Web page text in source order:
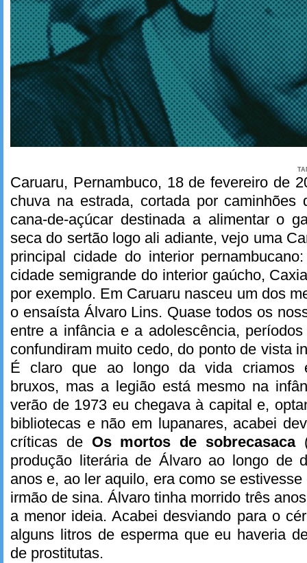
Caruaru, Pernambuco, 18 de fevereiro de
chuva na estrada, cortada por caminhões
cana-de-açúcar destinada a alimentar o
seca do sertão logo ali adiante, vejo uma
principal cidade do interior
cidade semigrande do interior gaúcho,
por exemplo. Em Caruaru nasceu um dos
o ensaísta Álvaro Lins. Quase todos os
entre a infância e a adolescência,
confundiram muito cedo, do ponto de vista
É claro que ao longo da vida criamos
bruxos, mas a legião está mesmo na
verão de 1973 eu chegava à capital e,
bibliotecas e não em lupanares, acabei
críticas de Os mortos de sobrecasaca
produção literária de Álvaro ao longo de
anos e, ao ler aquilo, era como se
irmão de sina. Álvaro tinha morrido três
a menor ideia. Acabei desviando para o
alguns litros de esperma que eu haveria
de prostitutas.